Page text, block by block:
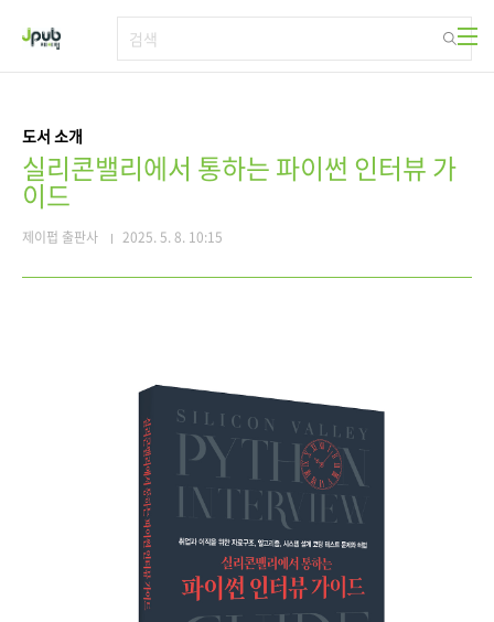
도서 소개
실리콘밸리에서 통하는 파이썬 인터뷰 가
이드
제이펍 출판사 2025. 5. 8. 10:15